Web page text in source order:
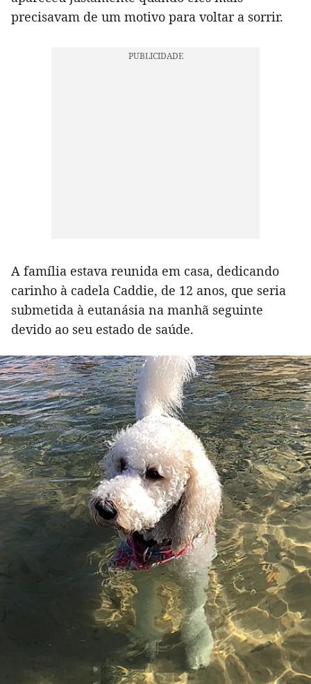
precisavam de um motivo para voltar a sorrir.
A família estava reunida em casa, dedicando
carinho à cadela Caddie, de 12 anos, que seria
submetida à eutanásia na manhã seguinte
devido ao seu estado de saúde.